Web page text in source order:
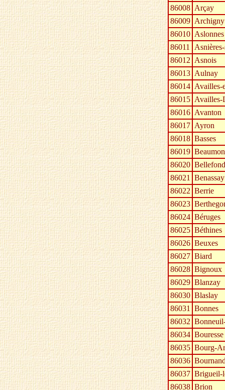
86008 Arçay
86009 Archigny
86010 Aslonnes
86011
86012 Asnois
86013 Aulnay
86014 Availles-
86015 Availles-
86016 Avanton
86017 Ayron
86018 Basses
86019
86020
86021 Benassay
86022 Berrie
86023
86024 Béruges
86025 Béthines
86026 Beuxes
86027 Biard
86028 Bignoux
86029 Blanzay
86030 Blaslay
86031 Bonnes
86032
86034 Bouresse
86035 Bourg-
86036
86037 Brigueil-
86038 Brion